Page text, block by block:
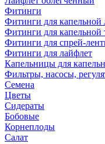
Фитинги
Фитинги для капельной
Фитинги для капельной
Фитинги для спрей-
Фитинги для лайфлет
Капельницы для
Фильтры, насосы,
Семена
Цветы
Сидераты
Бобовые
Корнеплоды
Салат